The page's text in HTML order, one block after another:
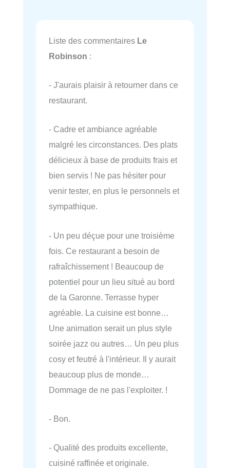
Liste des commentaires Le
Robinson :
- J'aurais plaisir à retourner dans ce
restaurant.
- Cadre et ambiance agréable
malgré les circonstances. Des plats
délicieux à base de produits frais et
bien servis ! Ne pas hésiter pour
venir tester, en plus le personnels et
sympathique.
- Un peu déçue pour une troisième
fois. Ce restaurant a besoin de
rafraîchissement ! Beaucoup de
potentiel pour un lieu situé au bord
de la Garonne. Terrasse hyper
agréable. La cuisine est bonne…
Une animation serait un plus style
soirée jazz ou autres… Un peu plus
cosy et feutré à l'intérieur. Il y aurait
beaucoup plus de monde…
Dommage de ne pas l'exploiter. !
- Bon.
- Qualité des produits excellente,
cuisiné raffinée et originale.